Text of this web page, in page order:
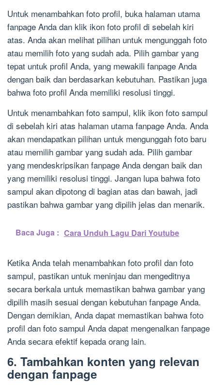
Untuk menambahkan foto profil, buka halaman utama
fanpage Anda dan klik ikon foto profil di sebelah kiri
atas. Anda akan melihat pilihan untuk mengunggah foto
atau memilih foto yang sudah ada. Pilih gambar yang
tepat untuk profil Anda, yang mewakili fanpage Anda
dengan baik dan berdasarkan kebutuhan. Pastikan juga
bahwa foto profil Anda memiliki resolusi tinggi.
Untuk menambahkan foto sampul, klik ikon foto sampul
di sebelah kiri atas halaman utama fanpage Anda. Anda
akan mendapatkan pilihan untuk mengunggah foto baru
atau memilih gambar yang sudah ada. Pilih gambar
yang mendeskripsikan fanpage Anda dengan baik dan
yang memiliki resolusi tinggi. Jangan lupa bahwa foto
sampul akan dipotong di bagian atas dan bawah, jadi
pastikan bahwa gambar yang dipilih jelas dan menarik.
Baca Juga : Cara Unduh Lagu Dari Youtube
Ketika Anda telah menambahkan foto profil dan foto
sampul, pastikan untuk meninjau dan mengeditnya
secara berkala untuk memastikan bahwa gambar yang
dipilih masih sesuai dengan kebutuhan fanpage Anda.
Dengan demikian, Anda dapat memastikan bahwa foto
profil dan foto sampul Anda dapat mengenalkan fanpage
Anda secara efektif kepada orang lain.
6. Tambahkan konten yang relevan
dengan fanpage